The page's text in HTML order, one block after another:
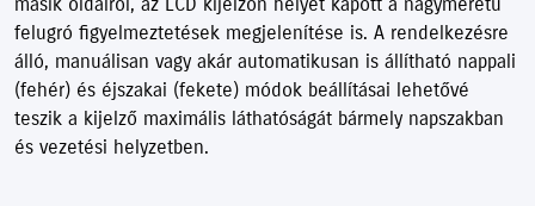
felugró figyelmeztetések megjelenítése is. A rendelkezésre
álló, manuálisan vagy akár automatikusan is állítható nappali
(fehér) és éjszakai (fekete) módok beállításai lehetővé
teszik a kijelző maximális láthatóságát bármely napszakban
és vezetési helyzetben.